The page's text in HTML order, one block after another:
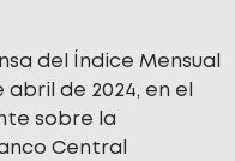
del Índice Mensual
de 2024, en el
sobre la
Central